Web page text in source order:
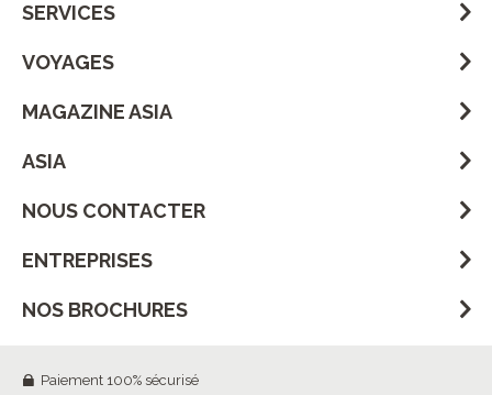
SERVICES
VOYAGES
MAGAZINE ASIA
ASIA
NOUS CONTACTER
ENTREPRISES
NOS BROCHURES
Paiement 100% sécurisé